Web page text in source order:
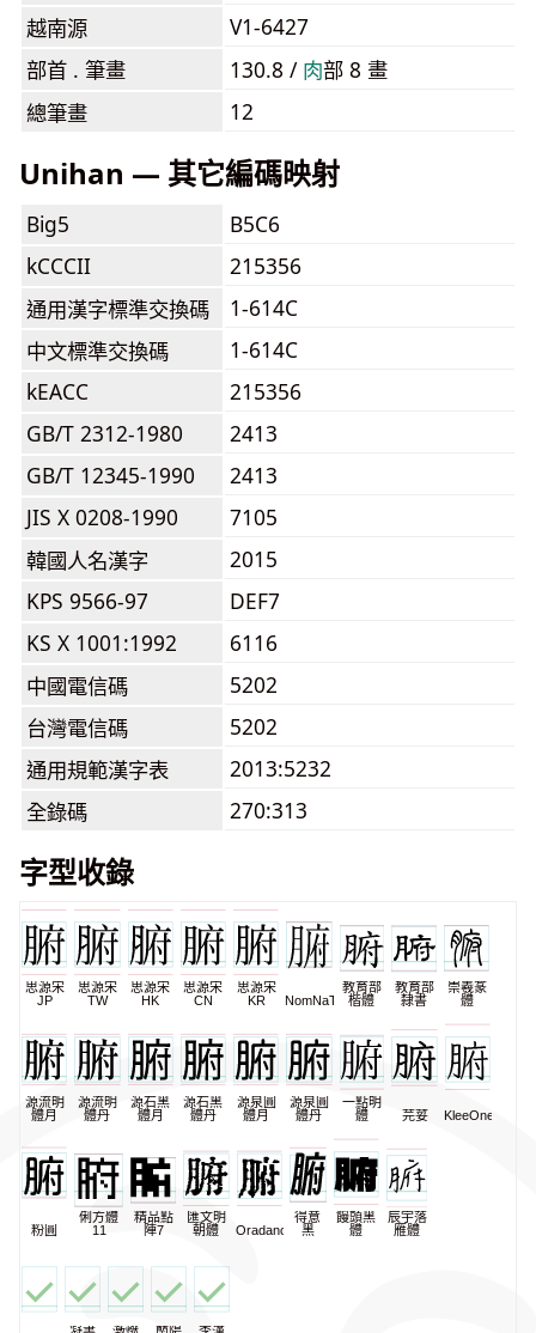
越南源
V1-6427
部首 . 筆畫
130.8 / ⾁部 8 畫
總筆畫
12
Unihan — 其它編碼映射
Big5
B5C6
kCCCII
215356
通用漢字標準交換碼
1-614C
中文標準交換碼
1-614C
kEACC
215356
GB/T 2312-1980
2413
GB/T 12345-1990
2413
JIS X 0208-1990
7105
韓國人名漢字
2015
KPS 9566-97
DEF7
KS X 1001:1992
6116
中國電信碼
5202
台灣電信碼
5202
通用規範漢字表
2013:5232
全錄碼
270:313
字型收錄
思源宋
JP
思源宋
TW
思源宋
HK
思源宋
CN
思源宋
KR
NomNaTong
教育部
楷體
教育部
隸書
崇羲篆
體
源流明
體月
源流明
體丹
源石黑
體月
源石黑
體丹
源泉圓
體月
源泉圓
體丹
一點明
體
芫荽 KleeOne
粉圓
俐方體
11
精品點
陣7
匯文明
朝體
Oradano
得意
黑
饅頭黑
體
辰宇落
雁體